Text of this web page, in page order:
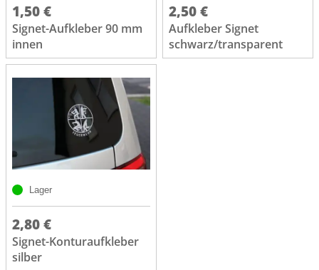
1,50 €
Signet-Aufkleber 90 mm
innen
2,50 €
Aufkleber Signet
schwarz/transparent
Lager
2,80 €
Signet-Konturaufkleber
silber